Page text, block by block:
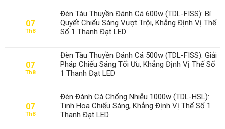
07
Th8
Đèn Tàu Thuyền Đánh Cá 600w (TDL-FISS): Bí
Quyết Chiếu Sáng Vượt Trội, Khẳng Định Vị Thế
Số 1 Thanh Đạt LED
07
Th8
Đèn Tàu Thuyền Đánh Cá 500w (TDL-FISS): Giải
Pháp Chiếu Sáng Tối Ưu, Khẳng Định Vị Thế Số
1 Thanh Đạt LED
07
Th8
Đèn Đánh Cá Chống Nhiễu 1000w (TDL-HSL):
Tinh Hoa Chiếu Sáng, Khẳng Định Vị Thế Số 1
Thanh Đạt LED